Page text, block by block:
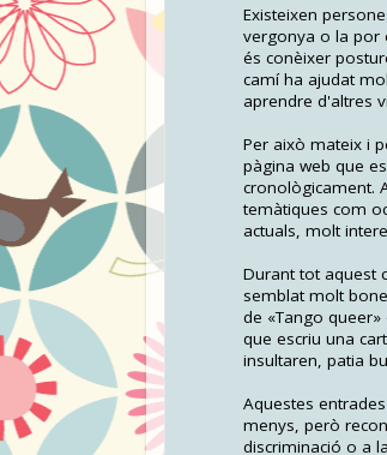
Existeixen
vergonya o la por
és conèixer
camí ha ajudat
aprendre d'altres
Per això mateix i
pàgina web que
cronològicament.
temàtiques com
actuals, molt
Durant tot aquest
semblat molt
de «Tango
que escriu una
insultaren, patia
Aquestes
menys, però
discriminació o a